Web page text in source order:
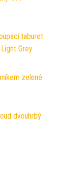
taburet
Grey
zelené
dvouhrbý